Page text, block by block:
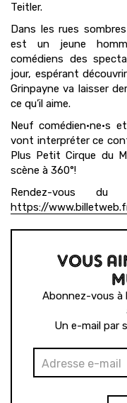
Teitler.
Dans les rues
est un jeune
comédiens des
jour, espérant
Grinpayne va laisser
ce qu’il aime.
Neuf comédien·ne·s
vont interpréter ce
Plus Petit Cirque du
scène à 360°!
Rendez-vous
https://
VOUS
Abonnez-vous à
Un e-mail par